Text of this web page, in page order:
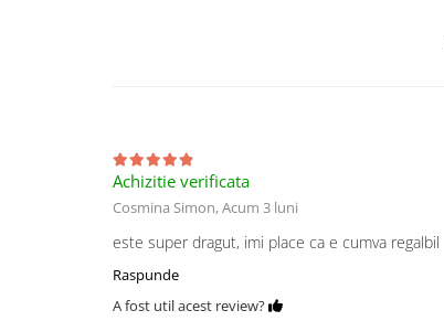
Achizitie verificata
Cosmina Simon,Acum 3 luni
este super dragut, imi place ca e cumva regalbil
Raspunde
A fost util acest review?